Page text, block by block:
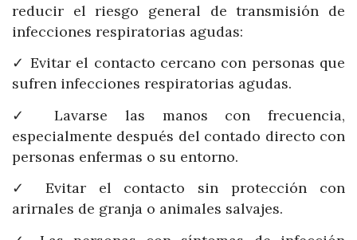
reducir el riesgo general de transmisión de
infecciones respiratorias agudas:
✓ Evitar el contacto cercano con personas que
sufren infecciones respiratorias agudas.
✓ Lavarse las manos con frecuencia,
especialmente después del contado directo con
personas enfermas o su entorno.
✓ Evitar el contacto sin protección con
arirnales de granja o animales salvajes.